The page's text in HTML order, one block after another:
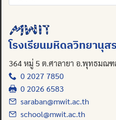
for:
โรงเรียนมหิดลวิทยานุ
364 หมู่ 5 ต.ศาลายา อ.พุทธมณ
0 2027 7850
0 2026 6583
saraban@mwit.ac.th
school@mwit.ac.th